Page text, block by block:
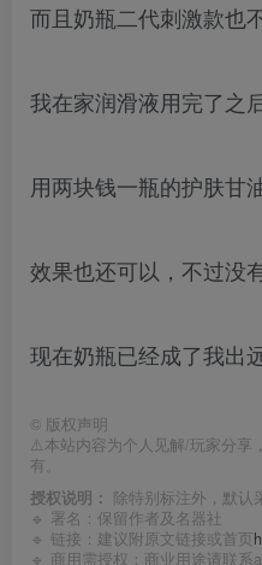
而且奶瓶二代刺激款也
我在家润滑液用完了之
用两块钱一瓶的护肤甘
效果也还可以，不过没
现在奶瓶已经成了我出
© 版权声明
⚠️本站内容为个人见解/玩家分享
有。
授权说明： 除特别标注外，默认
🔹 署名：保留作者及 名器社
🔹 链接：建议附原文链接或首页
🔹 商用需授权：商业用途请联系